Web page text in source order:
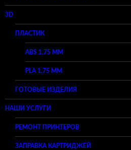
3D
ПЛАСТИК
ABS 1,75 ММ
PLA 1,75 ММ
ГОТОВЫЕ ИЗДЕЛИЯ
НАШИ УСЛУГИ
РЕМОНТ ПРИНТЕРОВ
ЗАПРАВКА КАРТРИДЖЕЙ